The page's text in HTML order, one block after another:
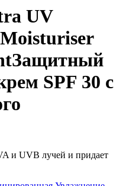
UV
Защитный
SPF 30 с
и UVB лучей и придает